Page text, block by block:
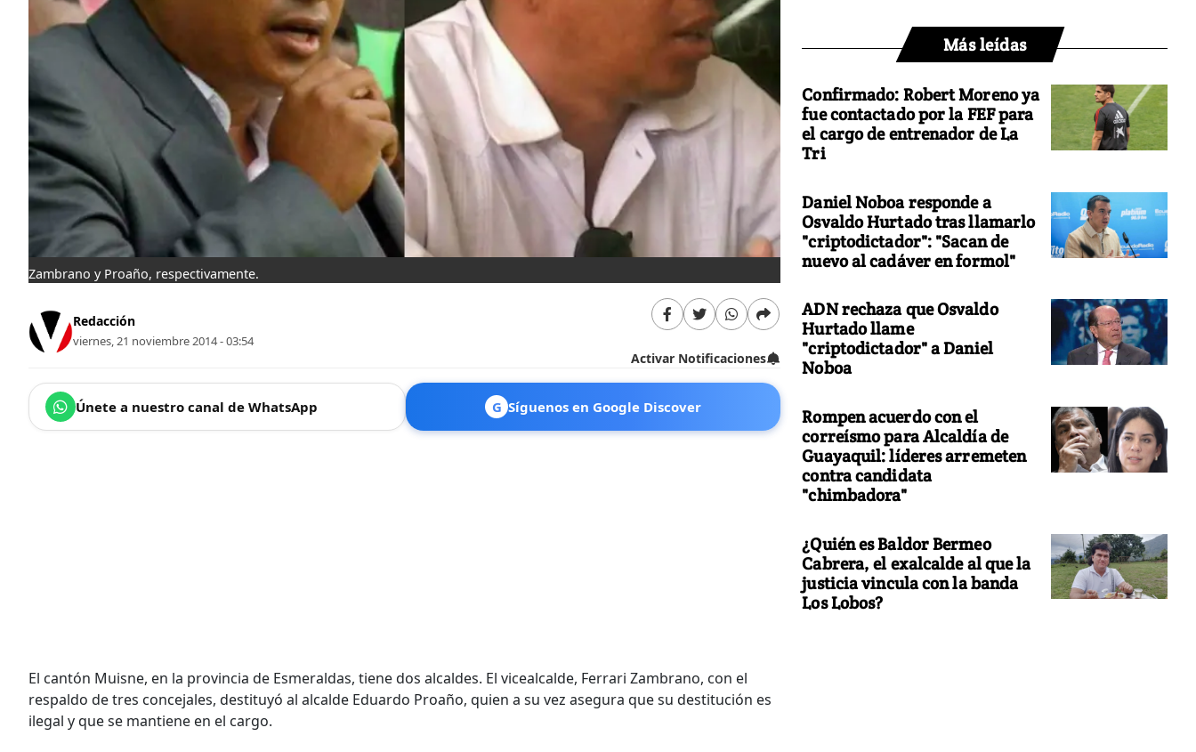
Zambrano y Proaño, respectivamente.
Redacción
viernes, 21 noviembre 2014 - 03:54
Activar Notificaciones
Únete a nuestro canal de WhatsApp G Síguenos en Google Discover
El cantón Muisne, en la provincia de Esmeraldas, tiene dos alcaldes. El vicealcalde, Ferrari Zambrano, con el
respaldo de tres concejales, destituyó al alcalde Eduardo Proaño, quien a su vez asegura que su destitución es
ilegal y que se mantiene en el cargo.
Más leídas
Confirmado: Robert Moreno ya
fue contactado por la FEF para
el cargo de entrenador de La
Tri
Daniel Noboa responde a
Osvaldo Hurtado tras llamarlo
"criptodictador": "Sacan de
nuevo al cadáver en formol"
ADN rechaza que Osvaldo
Hurtado llame
"criptodictador" a Daniel
Noboa
Rompen acuerdo con el
correísmo para Alcaldía de
Guayaquil: líderes arremeten
contra candidata
"chimbadora"
¿Quién es Baldor Bermeo
Cabrera, el exalcalde al que la
justicia vincula con la banda
Los Lobos?